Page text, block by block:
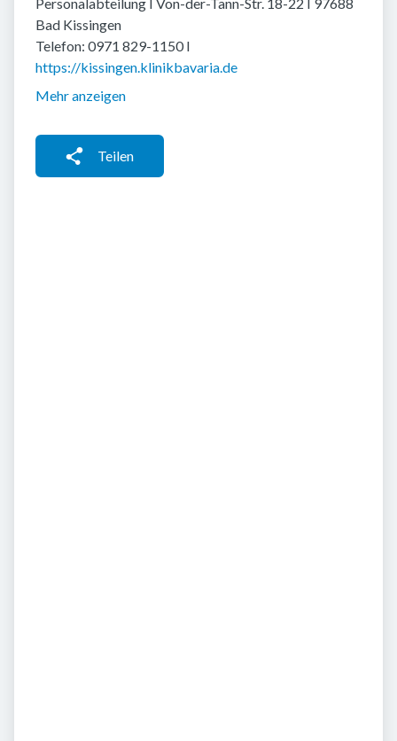
Bad Kissingen
Telefon: 0971 829-1150 I
https://kissingen.klinikbavaria.de
Mehr anzeigen
Teilen